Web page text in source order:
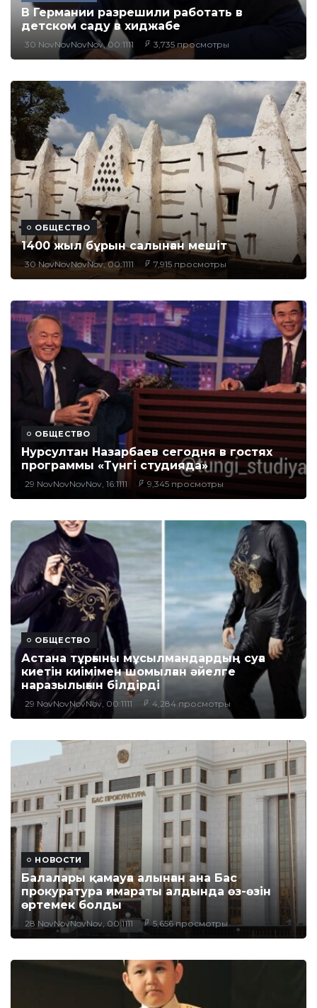
В Германии разрешили работать в
детском саду в хиджабе
30 NovNovNovNov, 00:1111 3,735 просмотры
ОБЩЕСТВО
1400 жыл бұрын салынған мешіт
30 NovNovNovNov, 00:1111 7,915 просмотры
ОБЩЕСТВО
Нурсултан Назарбаев сегодня в гостях
программы «Түнгі студияда»
29 NovNovNovNov, 16:1111 9,345 просмотры
ОБЩЕСТВО
​Астана тұрғыны мұсылмандардың суға
киетін киімімен шомылған әйелге
наразылығын білдірді
29 NovNovNovNov, 00:1111 4,284 просмотры
НОВОСТИ
​Балалары қамауға алынған ана Бас
прокуратура ғимараты алдында өз-өзін
өртемек болды
28 NovNovNovNov, 00:1111 5,656 просмотры